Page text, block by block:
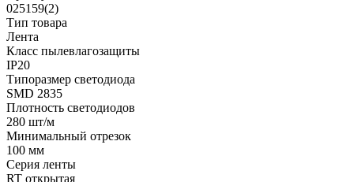
025159(2)
Тип товара
Лента
Класс пылевлагозащиты
IP20
Типоразмер светодиода
SMD 2835
Плотность светодиодов
280 шт/м
Минимальный отрезок
100 мм
Серия ленты
RT открытая